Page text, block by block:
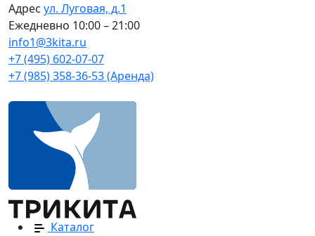
Адрес ул. Луговая, д.1
Ежедневно 10:00 – 21:00
info1@3kita.ru
+7 (495) 602-07-07
+7 (985) 358-36-53 (Аренда)
Каталог